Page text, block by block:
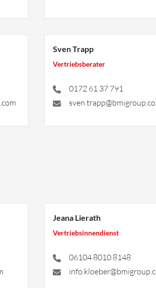
Sven Trapp
Vertriebsberater
0172 61 37 791
Jeana Lierath
Vertriebsinnendienst
06104 8010 8148